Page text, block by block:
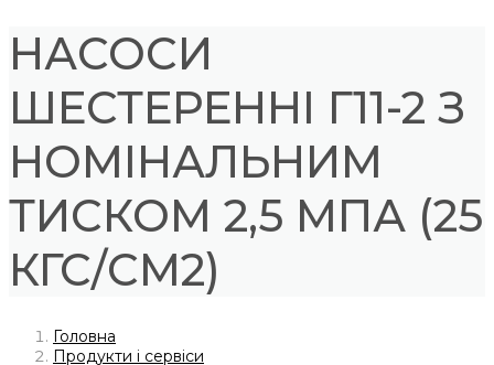
НАСОСИ
ШЕСТЕРЕННІ Г11-2 З
НОМІНАЛЬНИМ
ТИСКОМ 2,5 МПА (25
КГС/СМ2)
Головна
Продукти і сервіси